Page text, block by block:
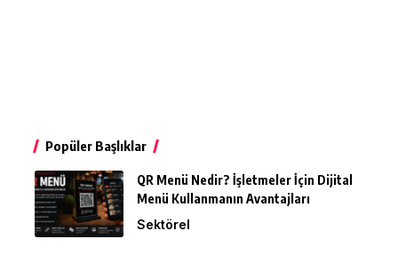
Popüler Başlıklar
QR Menü Nedir? İşletmeler İçin Dijital
Menü Kullanmanın Avantajları
Sektörel